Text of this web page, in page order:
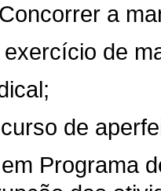
a
de
de
Programa